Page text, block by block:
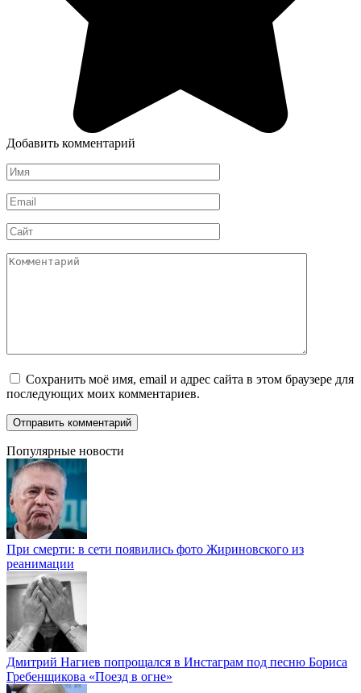
Добавить комментарий
Имя
*
Email
*
Сайт
Комментарий
Сохранить моё имя, email и адрес сайта в этом браузере для
последующих моих комментариев.
Популярные новости
При смерти: в сети появились фото Жириновского из
реанимации
Дмитрий Нагиев попрощался в Инстаграм под песню Бориса
Гребенщикова «Поезд в огне»